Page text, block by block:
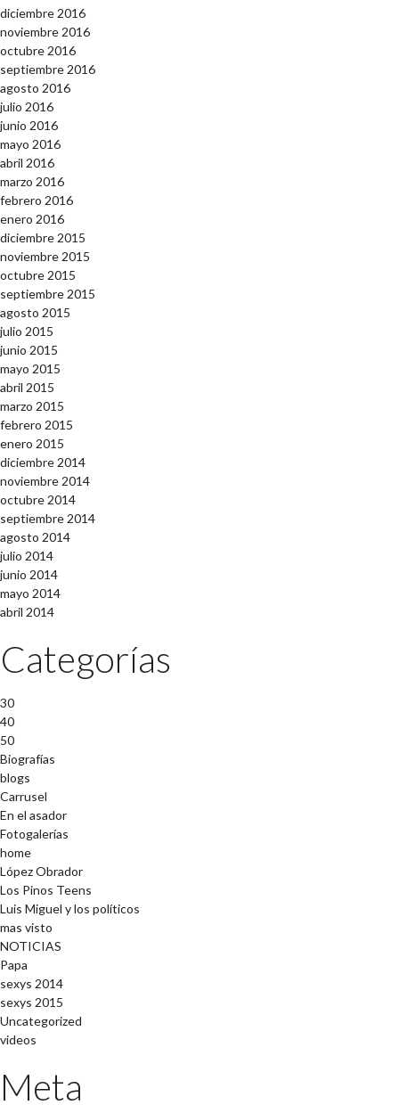
diciembre 2016
noviembre 2016
octubre 2016
septiembre 2016
agosto 2016
julio 2016
junio 2016
mayo 2016
abril 2016
marzo 2016
febrero 2016
enero 2016
diciembre 2015
noviembre 2015
octubre 2015
septiembre 2015
agosto 2015
julio 2015
junio 2015
mayo 2015
abril 2015
marzo 2015
febrero 2015
enero 2015
diciembre 2014
noviembre 2014
octubre 2014
septiembre 2014
agosto 2014
julio 2014
junio 2014
mayo 2014
abril 2014
Categorías
30
40
50
Biografías
blogs
Carrusel
En el asador
Fotogalerías
home
López Obrador
Los Pinos Teens
Luis Miguel y los políticos
mas visto
NOTICIAS
Papa
sexys 2014
sexys 2015
Uncategorized
videos
Meta